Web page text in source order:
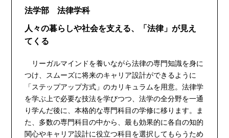
法学部 法律学科
人々の暮らしや社会を支える、「法律」が見え
てくる
リーガルマインドを養いながら法律の専門知識を身に
つけ、スムーズに将来のキャリア設計ができるように
「ステップアップ方式」のカリキュラムを用意。法律学
を学ぶ上で必要な技法を学びつつ、法学の全分野を一通
り学んだ後に、本格的な専門科目の学修に移ります。ま
た、多数の専門科目の中から、最も効果的に各自の知的
関心やキャリア設計に役立つ科目を選択してもらうため